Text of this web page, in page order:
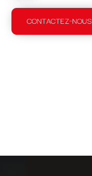
CONTACTEZ-NOUS